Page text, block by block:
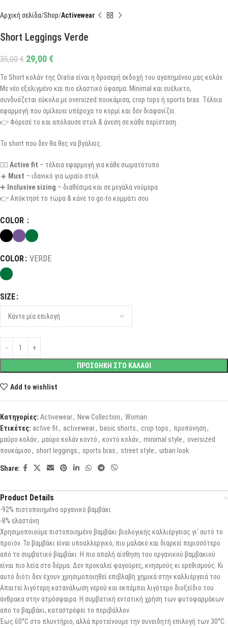
Αρχική σελίδα Shop Activewear
Short Leggings Verde
35,00€ 29,00 €
Το Short κολάν της Oratia είναι η δροσερή εκδοχή του αγαπημένου μας κολάν.
Με νέο εξελιγμένο και πιο ελαστικό ύφασμα. Μinimal και ευέλικτο,
συνδυάζεται εύκολα με oversized πουκάμισα, crop tops ή sports bras. Τέλεια
εφαρμογή που σμίλευει υπέροχα το κορμί και δεν διαφανίζει.
👉 Φόρεσέ το και απόλαυσε στυλ & άνεση σε κάθε περίσταση.
Το short που δεν θα θες να βγάλεις.
🏃‍♀️ Active fit – τέλεια εφαρμογή για κάθε σωματότυπο
☀️ Must – ιδανικό για ωραίο στυλ
➕ Inclusive sizing – διαθέσιμα και σε μεγάλα νούμερα
👉 Απόκτησέ το τώρα & κάνε το go-to κομμάτι σου
COLOR
COLOR VERDE
SIZE
ΠΡΟΣΘΗΚΗ ΣΤΟ ΚΑΛΑΘΙ
Add to wishlist
Κατηγορίες: Activewear, New Collection, Woman
Ετικέτες: active fit, activewear, basic shorts, crop tops, προπόνηση,
μαύρο κολάν, μαύρο κολάν κοντό, κοντό κολάν, minimal style, oversized
πουκάμισο, short leggings, sports bras, street style, urban look
Share:
Product Details
-92% πιστοποιημένο οργανικό βαμβάκι
-8% ελαστάνη
Χρησιμοποιούμε πιστοποιημένο βαμβάκι βιολογικής καλλιέργειας γι’ αυτό το
προϊόν. Το βαμβάκι είναι υποαλλεργικό, πιο μαλακό και διαρκεί περισσότερο
από το συμβατικό βαμβάκι. Η πιο απαλή αίσθηση του οργανικού βαμβακιού
είναι πιο λεία στο δέρμα. Δεν προκαλεί φαγούρες, κνησμούς κι ερεθισμούς. Κι
αυτό διότι δεν έχουν χρησιμοποιηθεί επιβλαβή χημικά στην καλλιέργειά του.
Απαιτεί λιγότερη κατανάλωση νερού και εκπέμπει λιγότερο διοξείδιο του
άνθρακα στην ατμόσφαιρα. Η συμβατική εντατική χρήση των φυτοφαρμάκων
απο το βαμβάκι, καταστρέφει το περιβάλλον.
Έως 60°C στο πλυντήριο, αλλά προτείνουμε την συνειδητή επιλογή των 30°C.